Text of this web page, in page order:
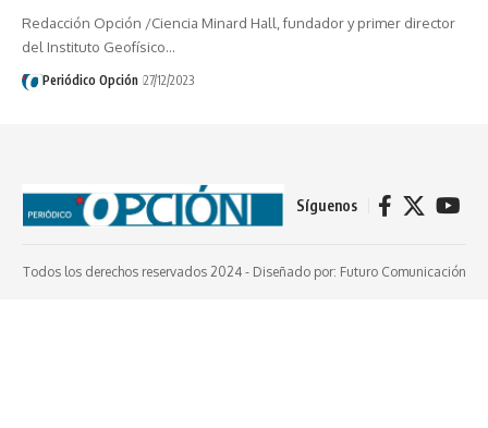
Redacción Opción /Ciencia Minard Hall, fundador y primer director
del Instituto Geofísico…
Periódico Opción 27/12/2023
Síguenos
Todos los derechos reservados 2024 - Diseñado por: Futuro Comunicación